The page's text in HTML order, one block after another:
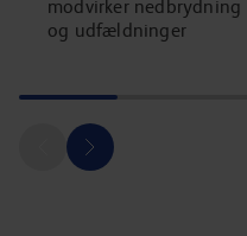
modvirker nedbrydning
og udfældninger